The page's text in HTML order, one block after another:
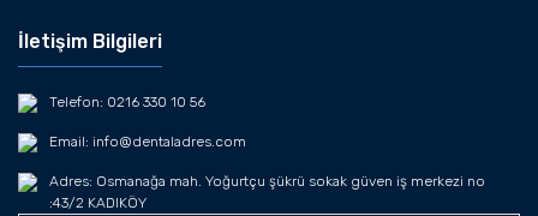
İletişim Bilgileri
Telefon: 0216 330 10 56
Email: info@dentaladres.com
Adres: Osmanağa mah. Yoğurtçu şükrü sokak güven iş merkezi no
:43/2 KADIKÖY